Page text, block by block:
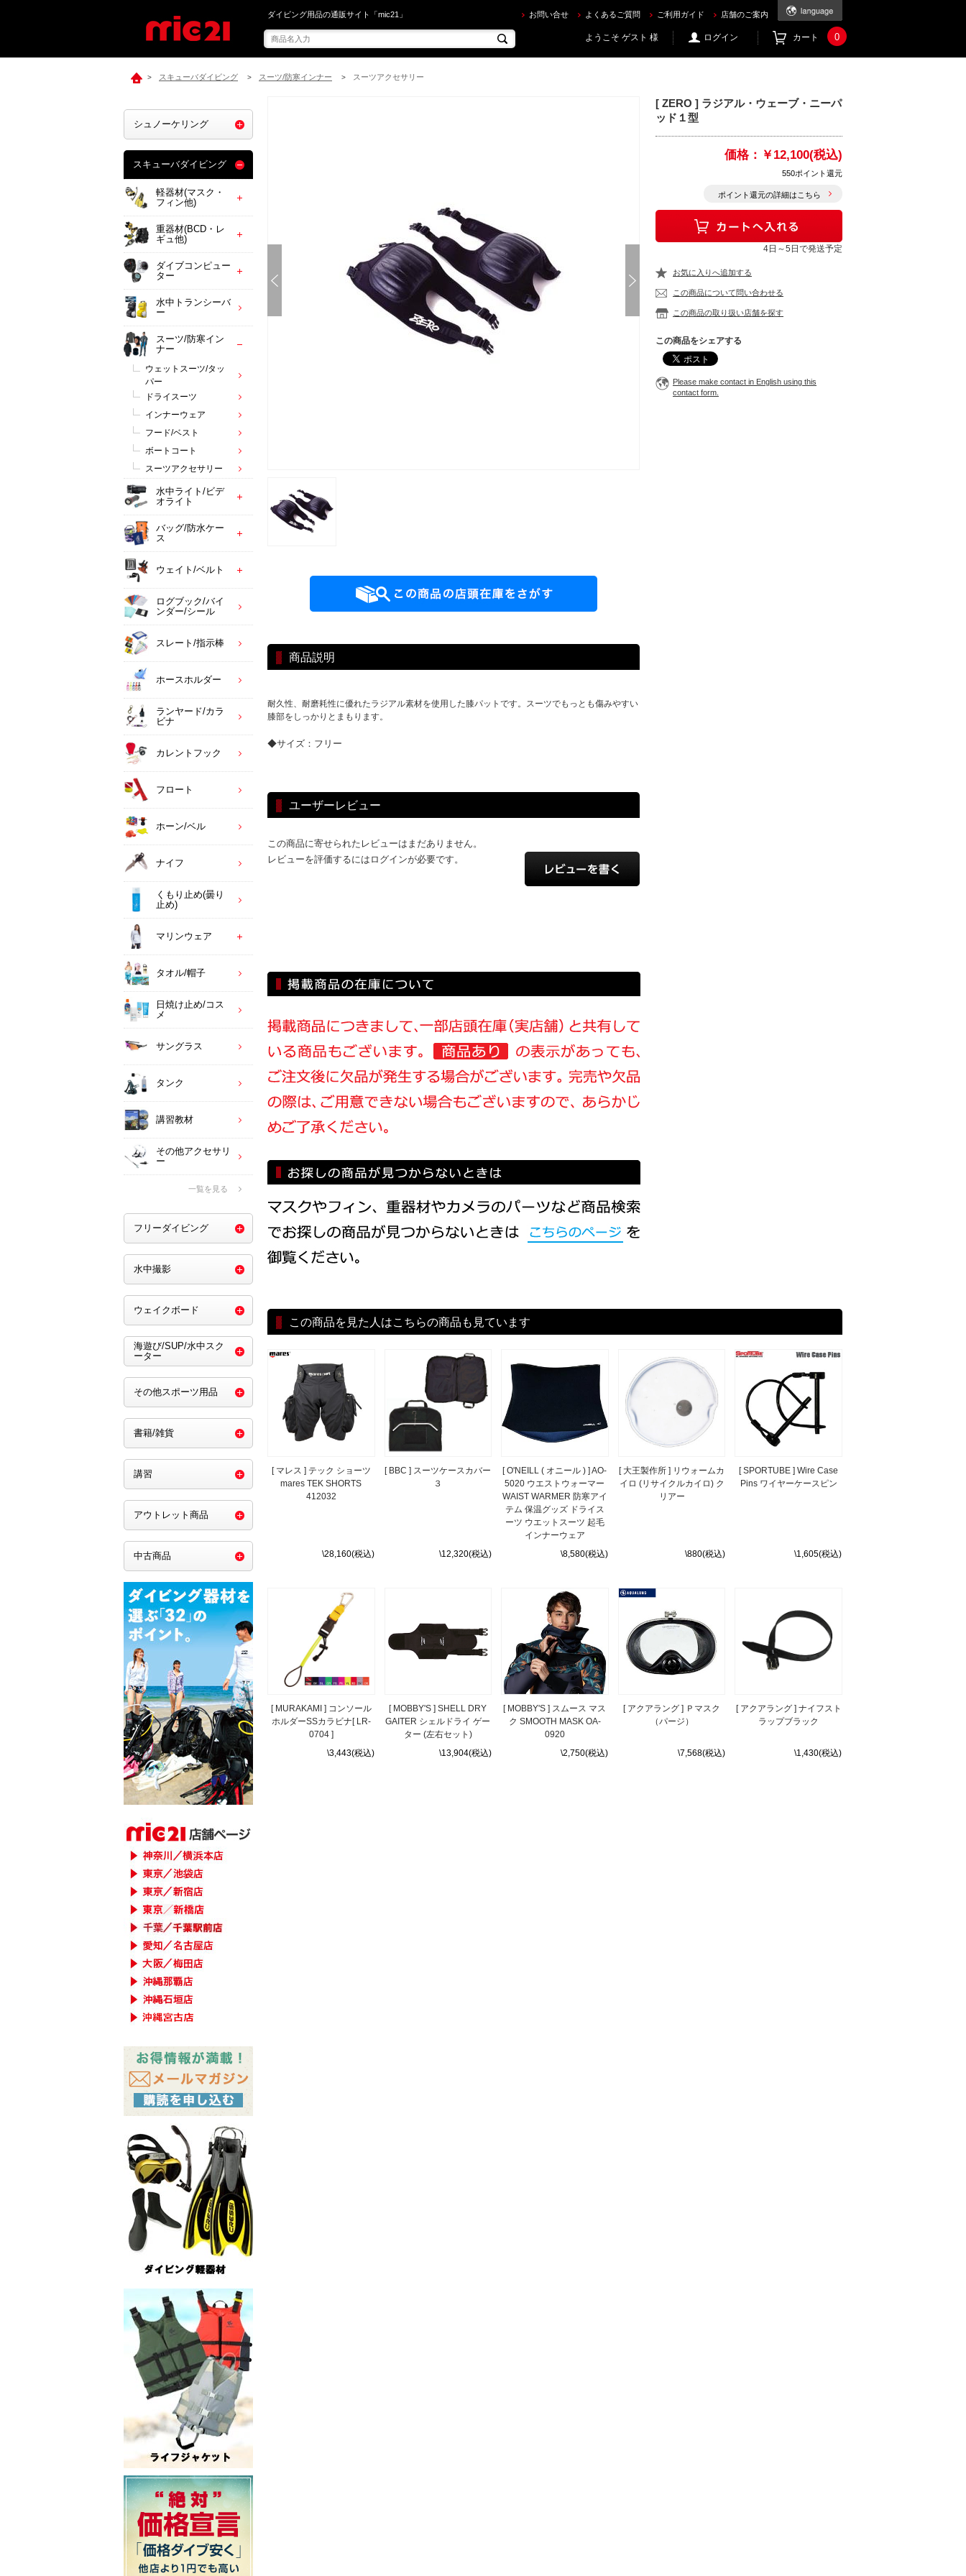
mic21で[ ZERO ] ラジアル・ウェーブ・ニーパッド１型 を買うならec.mic21.com
ダイビング用品の通販サイト「mic21」 お問い合せ よくあるご質問 ご利用ガイド 店舗のご案内
ようこそ ゲスト 様 ログイン カート 0
> スキューバダイビング > スーツ/防寒インナー > スーツアクセサリー
商品説明
耐久性、耐磨耗性に優れたラジアル素材を使用した膝パットです。スーツでもっとも傷みやすい
膝部をしっかりとまもります。
◆サイズ：フリー
ユーザーレビュー
この商品に寄せられたレビューはまだありません。
レビューを評価するにはログインが必要です。
[ ZERO ] ラジアル・ウェーブ・ニーパ
ッド１型
価格： ￥12,100(税込)
550ポイント還元
ポイント還元の詳細はこちら
4日～5日で発送予定
お気に入りへ追加する
この商品について問い合わせる
この商品の取り扱い店舗を探す
この商品をシェアする
Please make contact in English using this
contact form.
この商品を見た人はこちらの商品も見ています
[ マレス ] テック ショーツ
mares TEK SHORTS
412032
\28,160(税込)
[ BBC ] スーツケースカバー
３
\12,320(税込)
[ O'NEILL ( オニール ) ] AO-
5020 ウエストウォーマー
WAIST WARMER 防寒アイ
テム 保温グッズ ドライス
ーツ ウエットスーツ 起毛
インナーウェア
\8,580(税込)
[ 大王製作所 ] リウォームカ
イロ (リサイクルカイロ) ク
リアー
\880(税込)
[ SPORTUBE ] Wire Case
Pins ワイヤーケースピン
\1,605(税込)
[ MURAKAMI ] コンソール
ホルダーSSカラビナ[ LR-
0704 ]
\3,443(税込)
[ MOBBY'S ] SHELL DRY
GAITER シェルドライ ゲー
ター (左右セット)
\13,904(税込)
[ MOBBY'S ] スムース マス
ク SMOOTH MASK OA-
0920
\2,750(税込)
[ アクアラング ] Ｐマスク
（パージ）
\7,568(税込)
[ アクアラング ] ナイフスト
ラップブラック
\1,430(税込)
シュノーケリング
スキューバダイビング
軽器材(マスク・
フィン他)
重器材(BCD・レ
ギュ他)
ダイブコンピュー
ター
水中トランシーバ
ー
スーツ/防寒イン
ナー
ウェットスーツ/タッ
パー
ドライスーツ
インナーウェア
フード/ベスト
ボートコート
スーツアクセサリー
水中ライト/ビデ
オライト
バッグ/防水ケー
ス
ウェイト/ベルト
ログブック/バイ
ンダー/シール
スレート/指示棒
ホースホルダー
ランヤード/カラ
ビナ
カレントフック
フロート
ホーン/ベル
ナイフ
くもり止め(曇り
止め)
マリンウェア
タオル/帽子
日焼け止め/コス
メ
サングラス
タンク
講習教材
その他アクセサリ
ー
一覧を見る
フリーダイビング
水中撮影
ウェイクボード
海遊び/SUP/水中スク
ーター
その他スポーツ用品
書籍/雑貨
講習
アウトレット商品
中古商品